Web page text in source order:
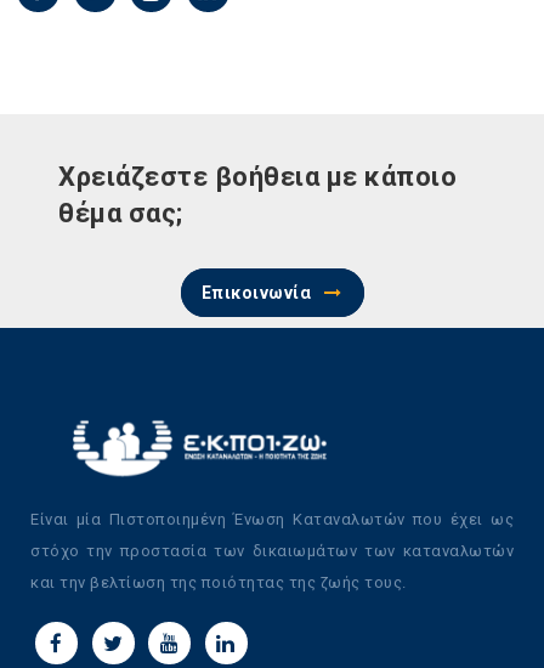
Χρειάζεστε βοήθεια με κάποιο
θέμα σας;
Επικοινωνία
Είναι μία Πιστοποιημένη Ένωση Καταναλωτών που έχει ως
στόχο την προστασία των δικαιωμάτων των καταναλωτών
και την βελτίωση της ποιότητας της ζωής τους.